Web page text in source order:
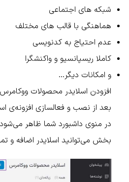
شبکه های اجتماعی
هماهنگی با قالب های مختلف
عدم احتیاج به کدنویسی
کاملا ریسپانسیو و واکنشگرا
و امکانات دیگر…
افزودن اسلایدر محصولات ووکامرس
بعد از نصب و فعالسازی افزونه‌ی
در منوی داشبورد شما ظاهر
بخش می‌توانید اسلایدر اضافه و